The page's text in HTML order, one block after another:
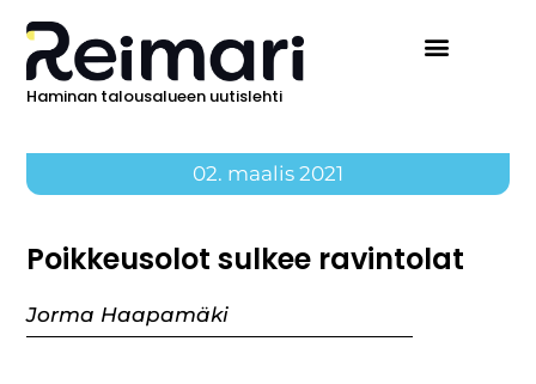
Haminan talousalueen uutislehti
02. maalis 2021
Poikkeusolot sulkee ravintolat
Jorma Haapamäki